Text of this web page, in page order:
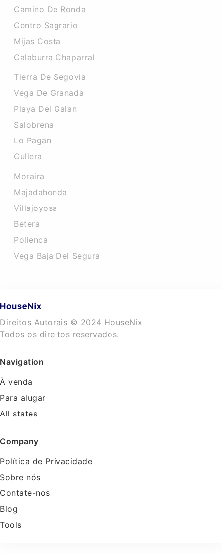
Camino De Ronda
Centro Sagrario
Mijas Costa
Calaburra Chaparral
Tierra De Segovia
Vega De Granada
Playa Del Galan
Salobrena
Lo Pagan
Cullera
Moraira
Majadahonda
Villajoyosa
Betera
Pollenca
Vega Baja Del Segura
Direitos Autorais © 2024 HouseNix
Todos os direitos reservados.
Navigation
À venda
Para alugar
All states
Company
Política de Privacidade
Sobre nós
Contate-nos
Blog
Tools